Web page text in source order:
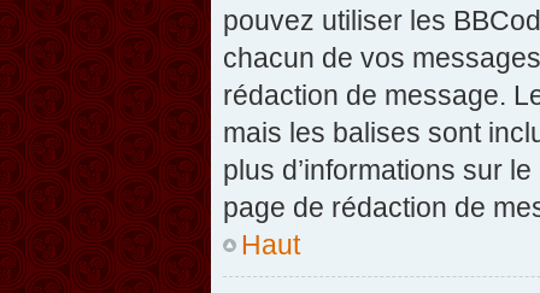
pouvez utiliser les
chacun de vos
rédaction de message.
mais les balises sont
plus d’informations sur
page de rédaction de
Haut